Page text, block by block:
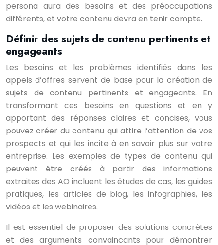
persona aura des besoins et des préoccupations
différents, et votre contenu devra en tenir compte.
Définir des sujets de contenu pertinents et
engageants
Les besoins et les problèmes identifiés dans les
appels d’offres servent de base pour la création de
sujets de contenu pertinents et engageants. En
transformant ces besoins en questions et en y
apportant des réponses claires et concises, vous
pouvez créer du contenu qui attire l’attention de vos
prospects et qui les incite à en savoir plus sur votre
entreprise. Les exemples de types de contenu qui
peuvent être créés à partir des informations
extraites des AO incluent les études de cas, les guides
pratiques, les articles de blog, les infographies, les
vidéos et les webinaires.
Il est essentiel de proposer des solutions concrètes
et des arguments convaincants pour démontrer